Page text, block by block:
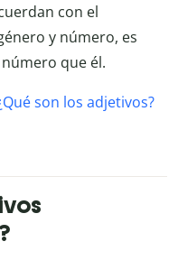
con el
y número, es
que él.
son los adjetivos?